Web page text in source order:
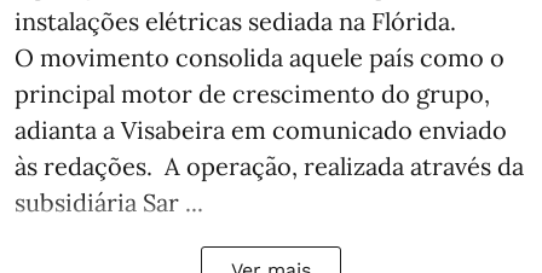
instalações elétricas sediada na Flórida.
O movimento consolida aquele país como o
principal motor de crescimento do grupo,
adianta a Visabeira em comunicado enviado
às redações. A operação, realizada através da
subsidiária Sar ...